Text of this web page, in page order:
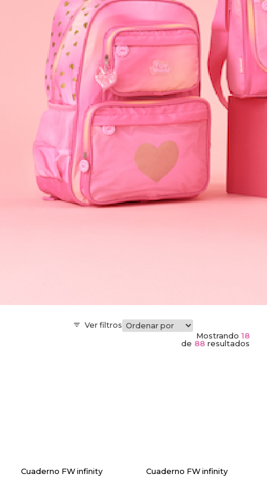
Ver filtros
Mostrando 18
de 88 resultados
Cuaderno FW infinity
Cuaderno FW infinity